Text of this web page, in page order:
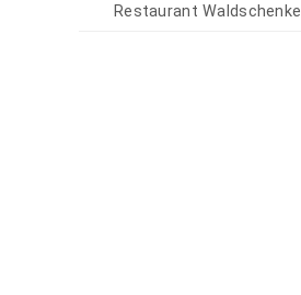
Restaurant Waldschenke